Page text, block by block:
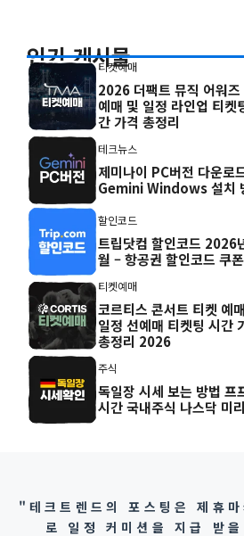
인기 게시물
티켓예매
2026 더팩트 뮤직 어워즈
예매 및 일정 라인업 티켓
간 가격 총정리
테크뉴스
제미나이 PC버전 다운로
Gemini Windows 설치
할인코드
트립닷컴 할인코드 2026
월 – 항공권 할인코드 쿠폰
티켓예매
코르티스 콘서트 티켓 예
일정 선예매 티켓팅 시간
총정리 2026
주식
독일장 시세 보는 방법 프
시간 국내주식 나스닥 미
"테크트렌드의 포스팅은 제휴
로 일정 커미션을 지급 받